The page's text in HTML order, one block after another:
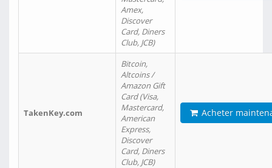
Amex,
Discover
Card, Diners
Club, JCB)
TakenKey.com
Bitcoin,
Altcoins /
Amazon Gift
Card (Visa,
Mastercard,
American
Express,
Discover
Card, Diners
Club, JCB)
Acheter